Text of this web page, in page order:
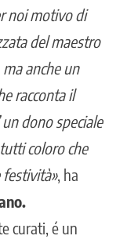
noi motivo di
del maestro
anche un
racconta il
dono speciale
coloro che
, ha
curati, é un